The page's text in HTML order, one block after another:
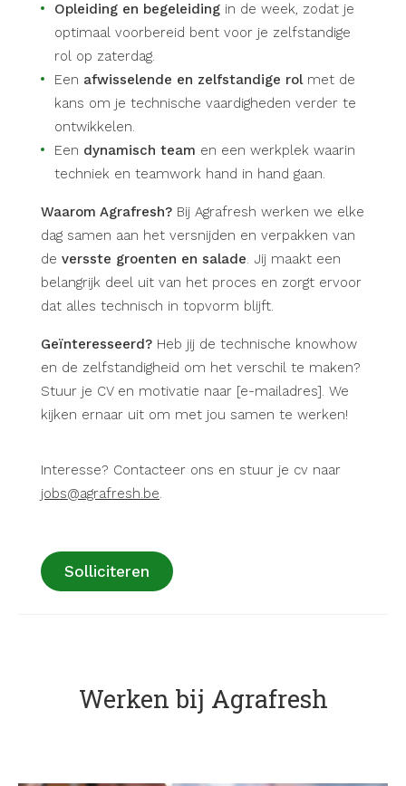
Opleiding en begeleiding in de week, zodat je
optimaal voorbereid bent voor je zelfstandige
rol op zaterdag.
Een afwisselende en zelfstandige rolmet de
kans om je technische vaardigheden verder te
ontwikkelen.
Een dynamisch team en een werkplek waarin
techniek en teamwork hand in hand gaan.
Waarom Agrafresh? Bij Agrafresh werken we elke
dag samen aan het versnijden en verpakken van
de versste groenten en salade. Jij maakt een
belangrijk deel uit van het proces en zorgt ervoor
dat alles technisch in topvorm blijft.
Geïnteresseerd? Heb jij de technische knowhow
en de zelfstandigheid om het verschil te maken?
Stuur je CV en motivatie naar [e-mailadres]. We
kijken ernaar uit om met jou samen te werken!
Interesse? Contacteer ons en stuur je cv naar
jobs@agrafresh.be.
Solliciteren
Werken bij Agrafresh